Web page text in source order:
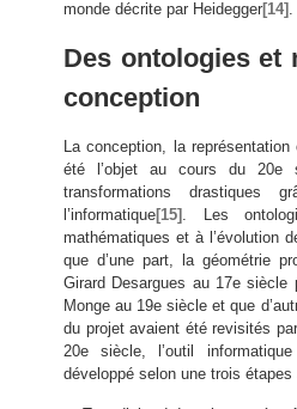
monde décrite par Heidegger[14]
Des ontologies et
conception
La conception, la
été l’objet au cours du
transformations drastiques
l’informatique[15] . Les
mathématiques et à l’évolution
que d’une part, la géométrie
Girard Desargues au 17e
Monge au 19e siècle et que
du projet avaient été revisités
20e siècle, l’outil
développé selon une trois étapes